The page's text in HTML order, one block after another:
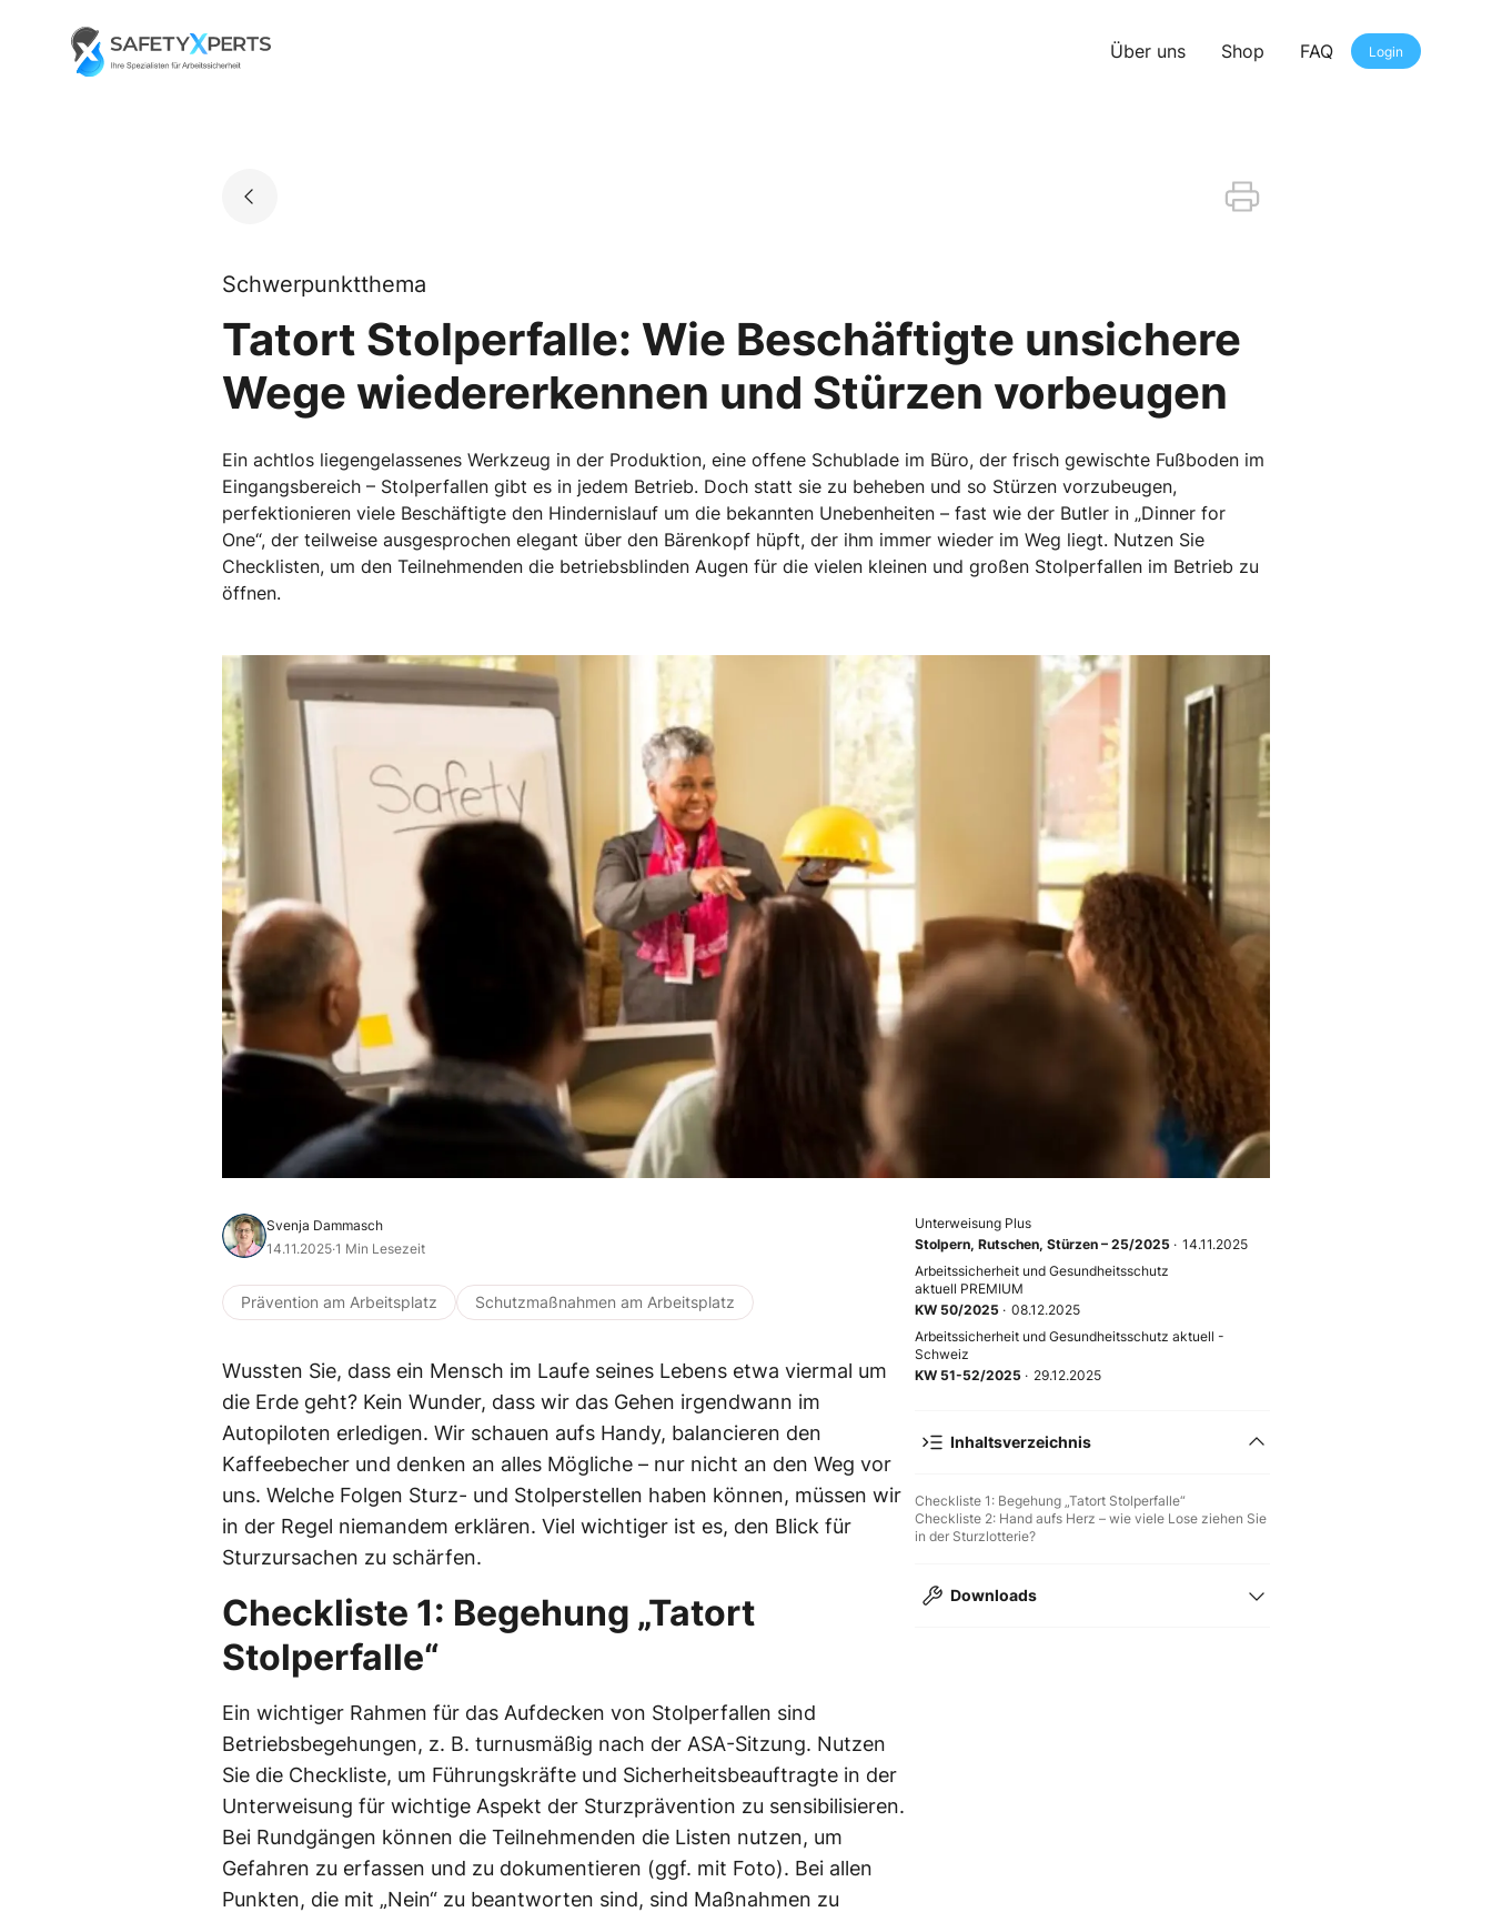
Go to landing page.
Über uns Shop FAQ Login
Schwerpunktthema
Tatort Stolperfalle: Wie Beschäftigte unsichere
Wege wiedererkennen und Stürzen vorbeugen
Ein achtlos liegengelassenes Werkzeug in der Produktion, eine offene Schublade im Büro, der frisch gewischte Fußboden im
Eingangsbereich – Stolperfallen gibt es in jedem Betrieb. Doch statt sie zu beheben und so Stürzen vorzubeugen,
perfektionieren viele Beschäftigte den Hindernislauf um die bekannten Unebenheiten – fast wie der Butler in „Dinner for
One“, der teilweise ausgesprochen elegant über den Bärenkopf hüpft, der ihm immer wieder im Weg liegt. Nutzen Sie
Checklisten, um den Teilnehmenden die betriebsblinden Augen für die vielen kleinen und großen Stolperfallen im Betrieb zu
öffnen.
Svenja Dammasch
14.11.2025·1 Min Lesezeit
Prävention am Arbeitsplatz Schutzmaßnahmen am Arbeitsplatz
Wussten Sie, dass ein Mensch im Laufe seines Lebens etwa viermal um
die Erde geht? Kein Wunder, dass wir das Gehen irgendwann im
Autopiloten erledigen. Wir schauen aufs Handy, balancieren den
Kaffeebecher und denken an alles Mögliche – nur nicht an den Weg vor
uns. Welche Folgen Sturz- und Stolperstellen haben können, müssen wir
in der Regel niemandem erklären. Viel wichtiger ist es, den Blick für
Sturzursachen zu schärfen.
Checkliste 1: Begehung „Tatort
Stolperfalle“
Ein wichtiger Rahmen für das Aufdecken von Stolperfallen sind
Betriebsbegehungen, z. B. turnusmäßig nach der ASA-Sitzung. Nutzen
Sie die Checkliste, um Führungskräfte und Sicherheitsbeauftragte in der
Unterweisung für wichtige Aspekt der Sturzprävention zu sensibilisieren.
Bei Rundgängen können die Teilnehmenden die Listen nutzen, um
Gefahren zu erfassen und zu dokumentieren (ggf. mit Foto). Bei allen
Punkten, die mit „Nein“ zu beantworten sind, sind Maßnahmen zu
Unterweisung Plus
Stolpern, Rutschen, Stürzen – 25/2025 · 14.11.2025
Arbeitssicherheit und Gesundheitsschutz
aktuell PREMIUM
KW 50/2025 · 08.12.2025
Arbeitssicherheit und Gesundheitsschutz aktuell -
Schweiz
KW 51-52/2025 · 29.12.2025
Inhaltsverzeichnis
Checkliste 1: Begehung „Tatort Stolperfalle“
Checkliste 2: Hand aufs Herz – wie viele Lose ziehen Sie
in der Sturzlotterie?
Downloads